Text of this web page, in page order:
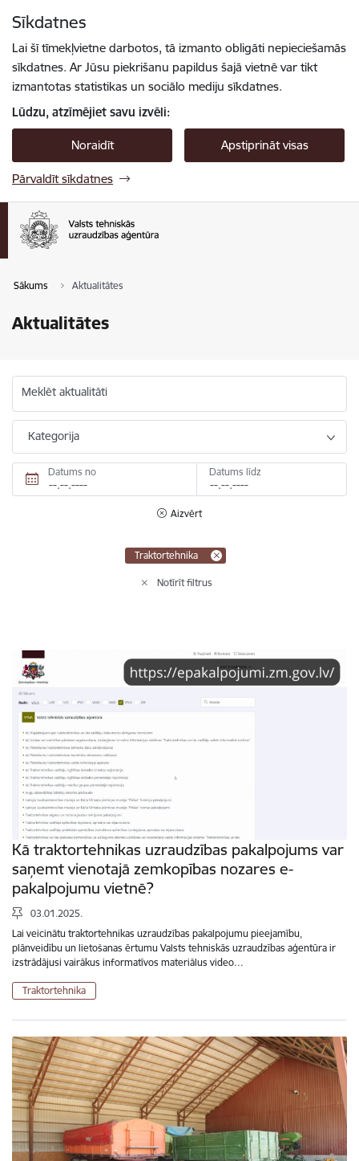
Sīkdatnes
Lai šī tīmekļvietne darbotos, tā izmanto obligāti nepieciešamās
sīkdatnes. Ar Jūsu piekrišanu papildus šajā vietnē var tikt
izmantotas statistikas un sociālo mediju sīkdatnes.
Lūdzu, atzīmējiet savu izvēli:
Noraidīt Apstiprināt visas
Pārvaldīt sīkdatnes
Sākums Aktualitātes
Aktualitātes
Meklēt aktualitāti
Kategorija
Datums no Datums līdz
Aizvērt
Traktortehnika
Notīrīt filtrus
Kā traktortehnikas uzraudzības pakalpojums var
saņemt vienotajā zemkopības nozares e-
pakalpojumu vietnē?
03.01.2025.
Lai veicinātu traktortehnikas uzraudzības pakalpojumu pieejamību,
plānveidību un lietošanas ērtumu Valsts tehniskās uzraudzības aģentūra ir
izstrādājusi vairākus informatīvos materiālus video…
Traktortehnika